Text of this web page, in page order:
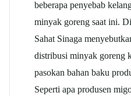
beberapa penyebab
minyak goreng saat ini.
Sahat Sinaga
distribusi minyak goreng
pasokan bahan baku
Seperti apa produsen